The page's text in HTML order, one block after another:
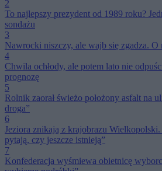
2
To najlepszy prezydent od 1989 roku?
sondażu
3
Nawrocki niszczy, ale wajb się zgadza.
4
Chwila ochłody, ale potem lato nie
prognozę
5
Rolnik zaorał świeżo położony asfalt na
droga”
6
Jeziora znikają z krajobrazu
pytają, czy jeszcze istnieją”
7
Konfederacja wyśmiewa obietnicę